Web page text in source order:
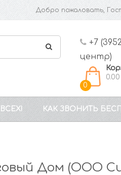
Добро пожаловать,
+7
центр)
0
0.00
КАК ЗВОНИТЬ
Дом (ООО